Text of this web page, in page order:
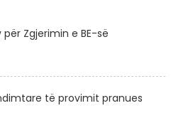
Zgjerimin e BE-së
të provimit pranues